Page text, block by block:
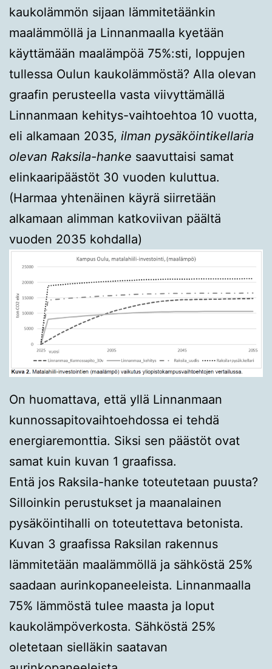
kaukolämmön sijaan lämmitetäänkin
maalämmöllä ja Linnanmaalla kyetään
käyttämään maalämpöä 75%:sti, loppujen
tullessa Oulun kaukolämmöstä? Alla olevan
graafin perusteella vasta viivyttämällä
Linnanmaan kehitys-vaihtoehtoa 10 vuotta,
eli alkamaan 2035, ilman pysäköintikellaria
olevan Raksila-hanke saavuttaisi samat
elinkaaripäästöt 30 vuoden kuluttua.
(Harmaa yhtenäinen käyrä siirretään
alkamaan alimman katkoviivan päältä
vuoden 2035 kohdalla)
On huomattava, että yllä Linnanmaan
kunnossapitovaihtoehdossa ei tehdä
energiaremonttia. Siksi sen päästöt ovat
samat kuin kuvan 1 graafissa.
Entä jos Raksila-hanke toteutetaan puusta?
Silloinkin perustukset ja maanalainen
pysäköintihalli on toteutettava betonista.
Kuvan 3 graafissa Raksilan rakennus
lämmitetään maalämmöllä ja sähköstä 25%
saadaan aurinkopaneeleista. Linnanmaalla
75% lämmöstä tulee maasta ja loput
kaukolämpöverkosta. Sähköstä 25%
oletetaan sielläkin saatavan